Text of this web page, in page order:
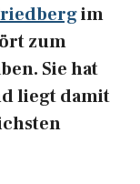
im
zum
Sie hat
liegt damit